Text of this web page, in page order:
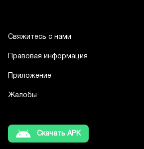
Свяжитесь с нами
Правовая информация
Приложение
Жалобы
Скачать APK